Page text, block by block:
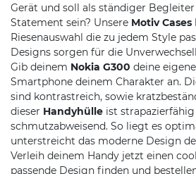
Gerät und soll als ständiger
Statement sein? Unsere Motiv Cases
Riesenauswahl die zu jedem Style
Designs sorgen für die
Gib deinem Nokia G300 deine
Smartphone deinem Charakter an.
sind kontrastreich, sowie
dieser Handyhülle ist
schmutzabweisend. So liegt es
unterstreicht das moderne Design
Verleih deinem Handy jetzt einen
passende Design finden und